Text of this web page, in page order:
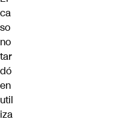
ca
so
no
tar
dó
en
util
iza